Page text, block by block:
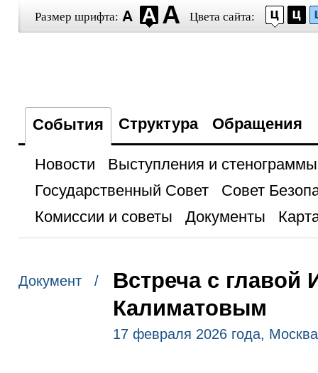
Размер шрифта: Цвета сайта:
События Структура Обращения
Новости
Выступления и стенограммы
Государственный Совет
Совет
Комиссии и советы
Документы
Документ /
Встреча с
Калиматовым
17 февраля 2026 года,